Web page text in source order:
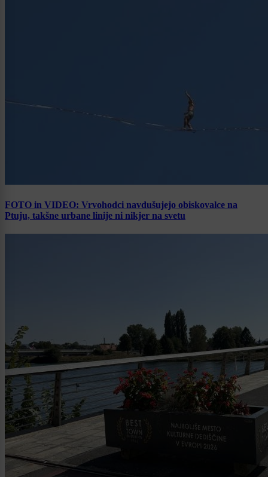
FOTO in VIDEO: Vrvohodci navdušujejo obiskovalce na
Ptuju, takšne urbane linije ni nikjer na svetu